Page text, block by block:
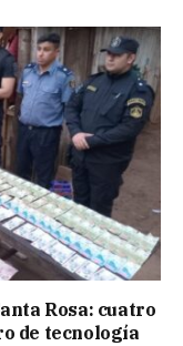
Rosa: cuatro
de tecnología